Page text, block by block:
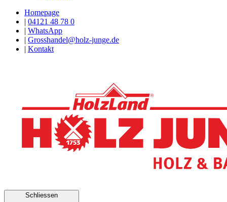
Homepage
| 04121 48 78 0
| WhatsApp
| Grosshandel@holz-junge.de
| Kontakt
Schliessen